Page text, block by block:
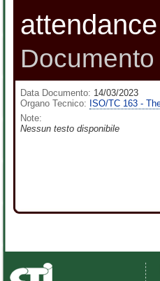
attendance
Data Documento: 14/03/2023
Organo Tecnico: ISO/TC 163 -
Note:
Nessun testo disponibile